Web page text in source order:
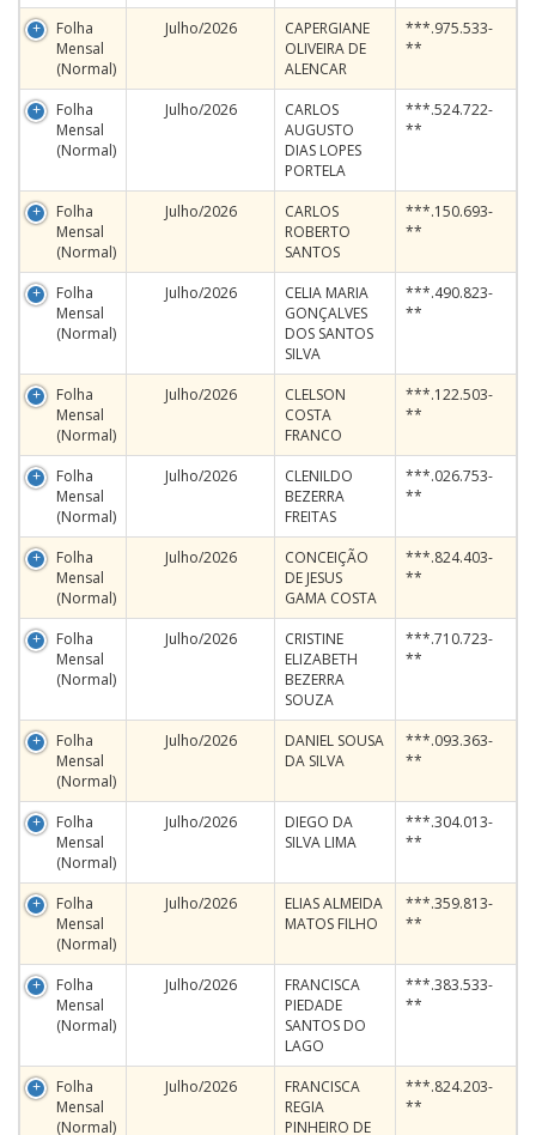
Folha
Mensal
(Normal)
Julho/2026
CAPERGIANE
OLIVEIRA DE
ALENCAR
***.975.533-
**
Folha
Mensal
(Normal)
Julho/2026
CARLOS
AUGUSTO
DIAS LOPES
PORTELA
***.524.722-
**
Folha
Mensal
(Normal)
Julho/2026
CARLOS
ROBERTO
SANTOS
***.150.693-
**
Folha
Mensal
(Normal)
Julho/2026
CELIA MARIA
GONÇALVES
DOS SANTOS
SILVA
***.490.823-
**
Folha
Mensal
(Normal)
Julho/2026
CLELSON
COSTA
FRANCO
***.122.503-
**
Folha
Mensal
(Normal)
Julho/2026
CLENILDO
BEZERRA
FREITAS
***.026.753-
**
Folha
Mensal
(Normal)
Julho/2026
CONCEIÇÃO
DE JESUS
GAMA COSTA
***.824.403-
**
Folha
Mensal
(Normal)
Julho/2026
CRISTINE
ELIZABETH
BEZERRA
SOUZA
***.710.723-
**
Folha
Mensal
(Normal)
Julho/2026
DANIEL SOUSA
DA SILVA
***.093.363-
**
Folha
Mensal
(Normal)
Julho/2026
DIEGO DA
SILVA LIMA
***.304.013-
**
Folha
Mensal
(Normal)
Julho/2026
ELIAS ALMEIDA
MATOS FILHO
***.359.813-
**
Folha
Mensal
(Normal)
Julho/2026
FRANCISCA
PIEDADE
SANTOS DO
LAGO
***.383.533-
**
Folha
Mensal
(Normal)
Julho/2026
FRANCISCA
REGIA
PINHEIRO DE
***.824.203-
**